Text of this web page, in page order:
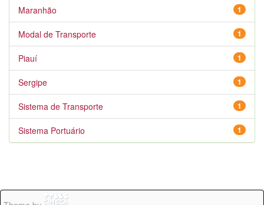
1
Maranhão
1
Modal de Transporte
1
Piauí
1
Sergipe
1
Sistema de Transporte
1
Sistema Portuário